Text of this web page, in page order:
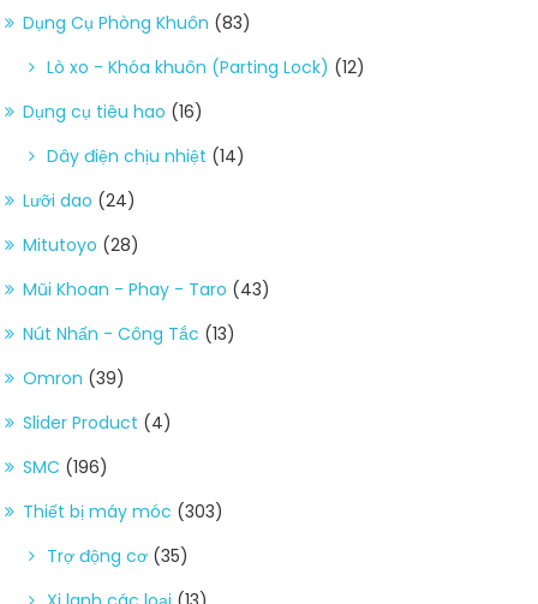
Dụng Cụ Phòng Khuôn (83)
Lò xo - Khóa khuôn (Parting Lock) (12)
Dụng cụ tiêu hao (16)
Dây điện chịu nhiệt (14)
Lưỡi dao (24)
Mitutoyo (28)
Mũi Khoan - Phay - Taro (43)
Nút Nhấn - Công Tắc (13)
Omron (39)
Slider Product (4)
SMC (196)
Thiết bị máy móc (303)
Trợ động cơ (35)